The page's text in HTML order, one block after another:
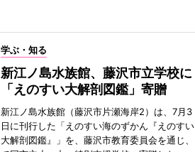
学ぶ・知る
新江ノ島水族館、藤沢市立学校に
「えのすい大解剖図鑑」寄贈
新江ノ島水族館（藤沢市片瀬海岸2）は、7月3
日に刊行した「えのすい海のずかん『えのすい
大解剖図鑑』」を、藤沢市教育委員会を通じ、